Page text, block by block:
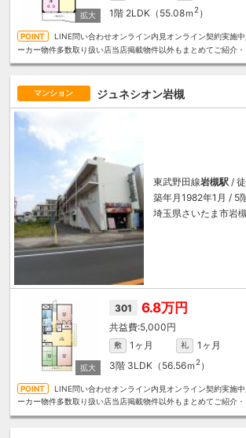
1階 2LDK（55.08ｍ2）
LINE問い合わせオンライン内見オンライン契約実施
ーカー物件多数取り扱い店当店掲載物件以外もまとめてご紹介・
マンション ジュネシオン岩槻
東武野田線岩槻駅 /
築年月1982年1月 / 5
埼玉県さいたま市岩
301 6.8万円
5,000円
敷 1ヶ月 礼
1ヶ月
3階 3LDK（56.56ｍ 2）
LINE問い合わせオンライン内見オンライン契約実施
ーカー物件多数取り扱い店当店掲載物件以外もまとめてご紹介・